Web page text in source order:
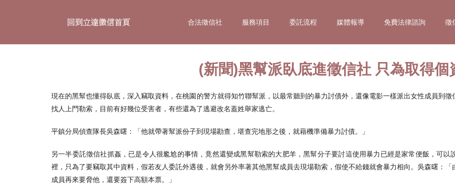
合法徵信社 服務項目 委託流程 媒體報導 免費法律諮詢 徵
(新聞)黑幫派臥底進徵信社 只為取得個
現在的黑幫也懂得臥底，深入竊取資料，在桃園的警方就得知竹聯幫派，以最常聽到的暴力討債外，還像電影一樣派出女性成員到
找人上門勒索，目前有好幾位受害者，有些還為了逃避改名蓋姓舉家逃亡。
平鎮分局偵查隊長吳森曙：「他就帶著幫派份子到現場勘查，堪查完地形之後，就藉機準備暴力討債。」
另一半委託徵信社抓姦，已是令人很尷尬的事情，竟然還變成黑幫勒索的大肥羊，黑幫分子要討這使用暴力已經是家常便飯，可
裡，只為了要竊取其中資料，假若友人委託外遇後，就會另外率著其他黑幫成員去現場勒索，假使不給錢就會暴力相向。吳森曙：
成員再來要脅他，還要簽下高額本票。」